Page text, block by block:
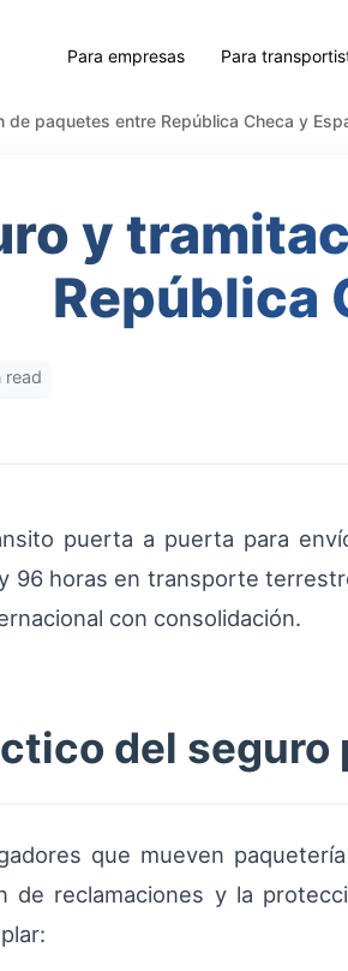
Para empresas Para
de paquetes entre República Checa y
y
República
puerta a puerta para
96 horas en transporte
con consolidación.
del seguro
que mueven
de reclamaciones y la